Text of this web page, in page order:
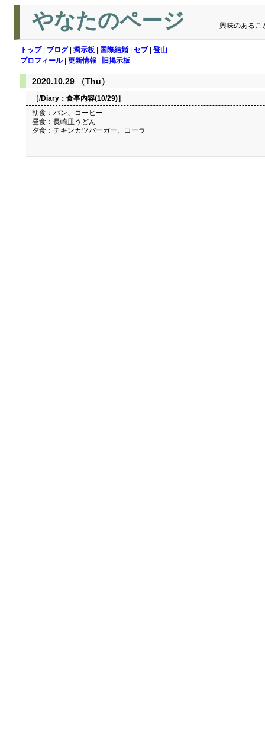
やなたのページ 興味のあるこ
トップ| ブログ| 掲示板 国際結婚 セブ| 登山
プロフィール| 更新情報 旧掲示板
2020.10.29 （Thu）
［/Diary： 食事内容(10/29)］
朝食：パン、コーヒー
昼食：長崎皿うどん
夕食：チキンカツバーガー、コーラ